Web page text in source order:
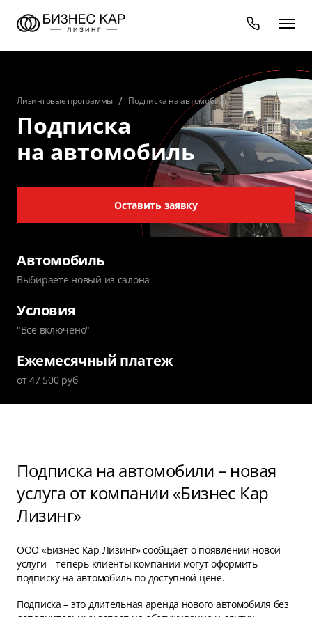
Лизинговые программы Подписка на автомобиль
Подписка
на автомобиль
Оставить заявку
Автомобиль
Выбираете новый из салона
Условия
"Всё включено"
Ежемесячный платеж
от 47 500 руб
Подписка на автомобили – новая
услуга от компании «Бизнес Кар
Лизинг»
ООО «Бизнес Кар Лизинг» сообщает о появлении новой
услуги – теперь клиенты компании могут оформить
подписку на автомобиль по доступной цене.
Подписка – это длительная аренда нового автомобиля без